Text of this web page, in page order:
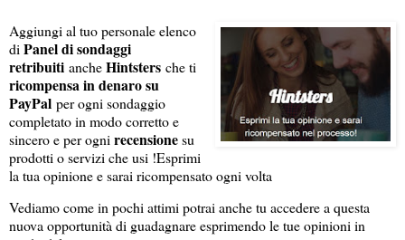
Aggiungi al tuo personale elenco
di Panel di sondaggi
retribuiti ancheHintsters che ti
ricompensa in denaro su
PayPal per ogni sondaggio
completato in modo corretto e
sincero e per ogni recensionesu
prodotti o servizi che usi !Esprimi
la tua opinione e sarai ricompensato ogni volta
Vediamo come in pochi attimi potrai anche tu accedere a questa
nuova opportunità di guadagnare esprimendo le tue opinioni in